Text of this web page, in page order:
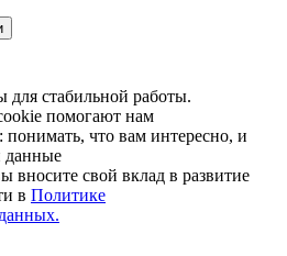
стабильной работы.
помогают нам
понимать, что вам интересно, и
данные
вносите свой вклад в развитие
в Политике